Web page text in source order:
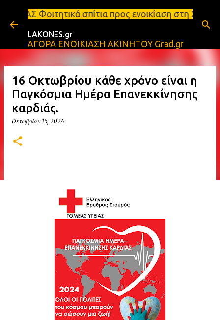
Μετάβαση στο κύριο περιεχόμενο
σπίτια προς ενοικίαση στη Σπάρτη Ενοικιάσεις
LAKONES.gr
ΑΓΟΡΑ ΕΝΟΙΚΙΑΣΗ ΑΚΙΝΗΤΟΥ Grad.gr
16 Οκτωβρίου κάθε χρόνο είναι η
Παγκόσμια Ημέρα Επανεκκίνησης
καρδιάς.
Οκτωβρίου 15, 2024